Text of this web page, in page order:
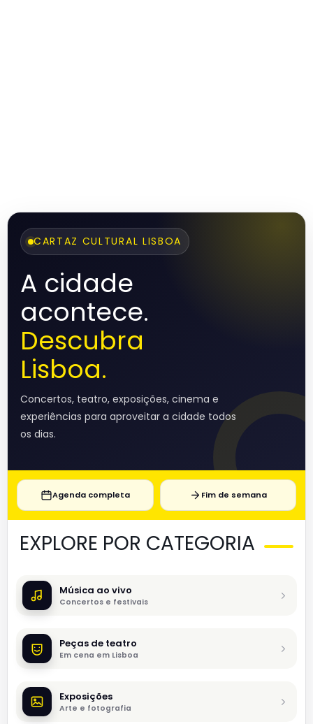
CARTAZ CULTURAL LISBOA
A cidade
acontece.
Descubra
Lisboa.
Concertos, teatro, exposições, cinema e
experiências para aproveitar a cidade todos
os dias.
Agenda completa Fim de semana
EXPLORE POR CATEGORIA
Música ao vivo
Concertos e festivais
Peças de teatro
Em cena em Lisboa
Exposições
Arte e fotografia